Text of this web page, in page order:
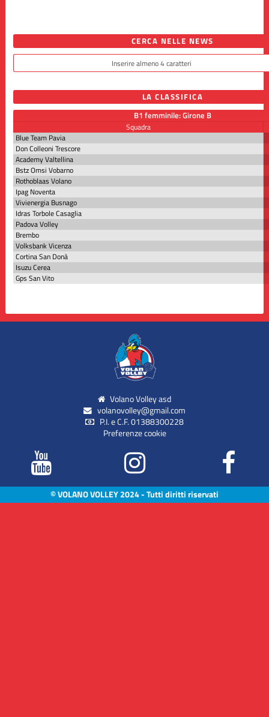
CERCA NELLE NEWS
LA CLASSIFICA
B1 femminile: Girone B
Squadra
Blue Team Pavia
Don Colleoni Trescore
Academy Valtellina
Bstz Omsi Vobarno
Rothoblaas Volano
Ipag Noventa
Vivienergia Busnago
Idras Torbole Casaglia
Padova Volley
Brembo
Volksbank Vicenza
Cortina San Donà
Isuzu Cerea
Gps San Vito
Volano Volley asd
volanovolley@gmail.com
P.I. e C.F. 01388300228
Preferenze cookie
© VOLANO VOLLEY 2024 - Tutti diritti riservati